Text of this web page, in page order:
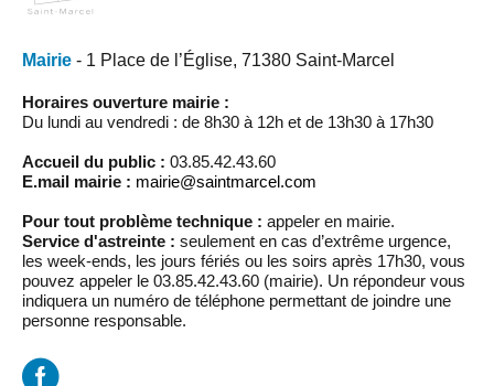
Mairie - 1 Place de l’Église, 71380 Saint-Marcel
Horaires ouverture mairie :
Du lundi au vendredi : de 8h30 à 12h et de 13h30 à 17h30
Accueil du public : 03.85.42.43.60
E.mail mairie : mairie@saintmarcel.com
Pour tout problème technique : appeler en mairie.
Service d'astreinte : seulement en cas d’extrême urgence,
les week-ends, les jours fériés ou les soirs après 17h30, vous
pouvez appeler le 03.85.42.43.60 (mairie). Un répondeur vous
indiquera un numéro de téléphone permettant de joindre une
personne responsable.